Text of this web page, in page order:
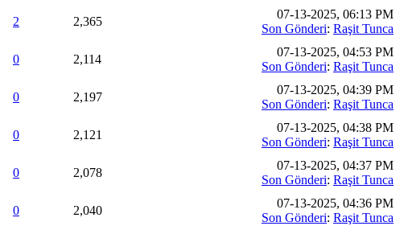
2 2,365
07-13-2025, 06:13 PM
Son Gönderi: Raşit Tunca
0 2,114
07-13-2025, 04:53 PM
Son Gönderi: Raşit Tunca
0 2,197
07-13-2025, 04:39 PM
Son Gönderi: Raşit Tunca
0 2,121
07-13-2025, 04:38 PM
Son Gönderi: Raşit Tunca
0 2,078
07-13-2025, 04:37 PM
Son Gönderi: Raşit Tunca
0 2,040
07-13-2025, 04:36 PM
Son Gönderi: Raşit Tunca